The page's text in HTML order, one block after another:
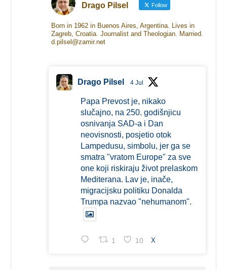
Drago Pilsel Follow
Born in 1962 in Buenos Aires, Argentina. Lives in
Zagreb, Croatia. Journalist and Theologian. Married.
d.pilsel@zamir.net
Drago Pilsel 4 Jul
Papa Prevost je, nikako
slučajno, na 250. godišnjicu
osnivanja SAD-a i Dan
neovisnosti, posjetio otok
Lampedusu, simbolu, jer ga se
smatra "vratom Europe" za sve
one koji riskiraju život prelaskom
Mediterana. Lav je, inače,
migracijsku politiku Donalda
Trumpa nazvao "nehumanom".
1 10 X